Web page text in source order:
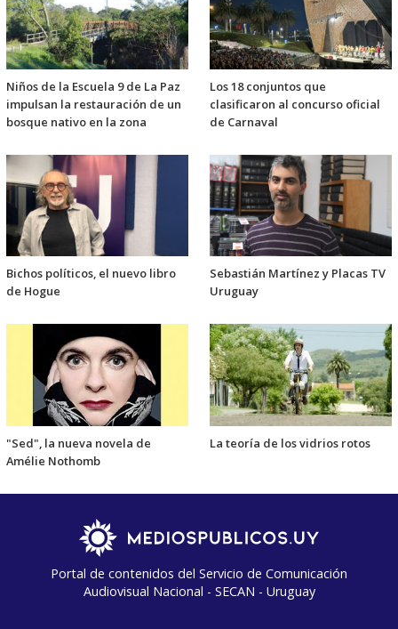
Niños de la Escuela 9 de La Paz
impulsan la restauración de un
bosque nativo en la zona
Los 18 conjuntos que
clasificaron al concurso oficial
de Carnaval
Bichos políticos, el nuevo libro
de Hogue
Sebastián Martínez y Placas TV
Uruguay
"Sed", la nueva novela de
Amélie Nothomb
La teoría de los vidrios rotos
Portal de contenidos del Servicio de Comunicación
Audiovisual Nacional - SECAN - Uruguay